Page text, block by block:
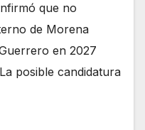
que no
de Morena
en 2027
posible candidatura